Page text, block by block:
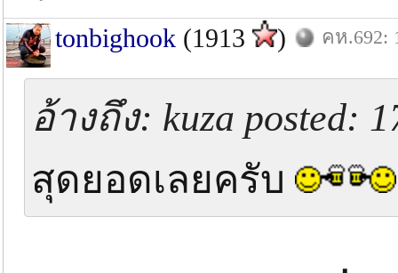
tonbighook (1913 ) คห.692:
อ้างถึง: kuza posted:
สุดยอดเลยครับ